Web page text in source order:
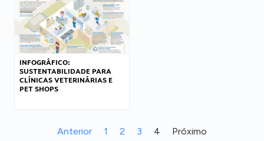
INFOGRÁFICO:
SUSTENTABILIDADE PARA
CLÍNICAS VETERINÁRIAS E
PET SHOPS
Anterior 1 2 3 4 Próximo